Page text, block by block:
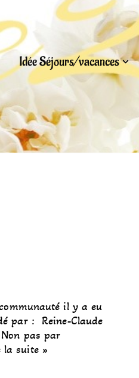
Idée Séjours/vacances
il y a eu
par : Reine-Claude
pas par
la suite »